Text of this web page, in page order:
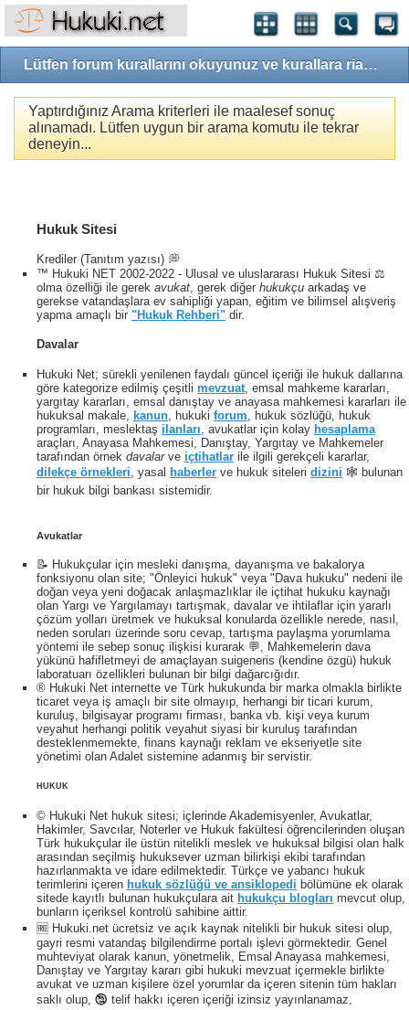
Lütfen forum kurallarını okuyunuz ve kurallara riayet ediniz!
Yaptırdığınız Arama kriterleri ile maalesef sonuç
alınamadı. Lütfen uygun bir arama komutu ile tekrar
deneyin...
Hukuk Sitesi
Krediler (Tanıtım yazısı) 💭
™ Hukuki NET 2002-2022 - Ulusal ve uluslararası Hukuk Sitesi ⚖️
olma özelliği ile gerek avukat , gerek diğer hukukçu arkadaş ve
gerekse vatandaşlara ev sahipliği yapan, eğitim ve bilimsel alışveriş
yapma amaçlı bir "Hukuk Rehberi" dir.
Davalar
Hukuki Net; sürekli yenilenen faydalı güncel içeriği ile hukuk dallarına
göre kategorize edilmiş çeşitli mevzuat , emsal mahkeme kararları,
yargıtay kararları, emsal danıştay ve anayasa mahkemesi kararları ile
hukuksal makale, kanun , hukuki forum , hukuk sözlüğü, hukuk
programları, meslektaş ilanları , avukatlar için kolay hesaplama
araçları, Anayasa Mahkemesi, Danıştay, Yargıtay ve Mahkemeler
tarafından örnek davalarve içtihatlar ile ilgili gerekçeli kararlar,
dilekçe örnekleri , yasal haberler ve hukuk siteleri dizini 🕸 bulunan
bir hukuk bilgi bankası sistemidir.
Avukatlar
📝 Hukukçular için mesleki danışma, dayanışma ve bakalorya
fonksiyonu olan site; "Önleyici hukuk" veya "Dava hukuku" nedeni ile
doğan veya yeni doğacak anlaşmazlıklar ile içtihat hukuku kaynağı
olan Yargı ve Yargılamayı tartışmak, davalar ve ihtilaflar için yararlı
çözüm yolları üretmek ve hukuksal konularda özellikle nerede, nasıl,
neden soruları üzerinde soru cevap, tartışma paylaşma yorumlama
yöntemi ile sebep sonuç ilişkisi kurarak 💬, Mahkemelerin dava
yükünü hafifletmeyi de amaçlayan suigeneris (kendine özgü) hukuk
laboratuarı özellikleri bulunan bir bilgi dağarcığıdır.
® Hukuki Net internette ve Türk hukukunda bir marka olmakla birlikte
ticaret veya iş amaçlı bir site olmayıp, herhangi bir ticari kurum,
kuruluş, bilgisayar programı firması, banka vb. kişi veya kurum
veyahut herhangi politik veyahut siyasi bir kuruluş tarafından
desteklenmemekte, finans kaynağı reklam ve ekseriyetle site
yönetimi olan Adalet sistemine adanmış bir servistir.
HUKUK
© Hukuki Net hukuk sitesi; içlerinde Akademisyenler, Avukatlar,
Hakimler, Savcılar, Noterler ve Hukuk fakültesi öğrencilerinden oluşan
Türk hukukçular ile üstün nitelikli meslek ve hukuksal bilgisi olan halk
arasından seçilmiş hukuksever uzman bilirkişi ekibi tarafından
hazırlanmakta ve idare edilmektedir. Türkçe ve yabancı hukuk
terimlerini içeren hukuk sözlüğü ve ansiklopedi bölümüne ek olarak
sitede kayıtlı bulunan hukukçulara ait hukukçu blogları mevcut olup,
bunların içeriksel kontrolü sahibine aittir.
🆓 Hukuki.net ücretsiz ve açık kaynak nitelikli bir hukuk sitesi olup,
gayri resmi vatandaş bilgilendirme portalı işlevi görmektedir. Genel
muhteviyat olarak kanun, yönetmelik, Emsal Anayasa mahkemesi,
Danıştay ve Yargıtay kararı gibi hukuki mevzuat içermekle birlikte
avukat ve uzman kişilere özel yorumlar da içeren sitenin tüm hakları
saklı olup, 🕲 telif hakkı içeren içeriği izinsiz yayınlanamaz,